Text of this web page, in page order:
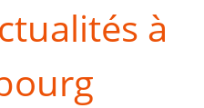
à